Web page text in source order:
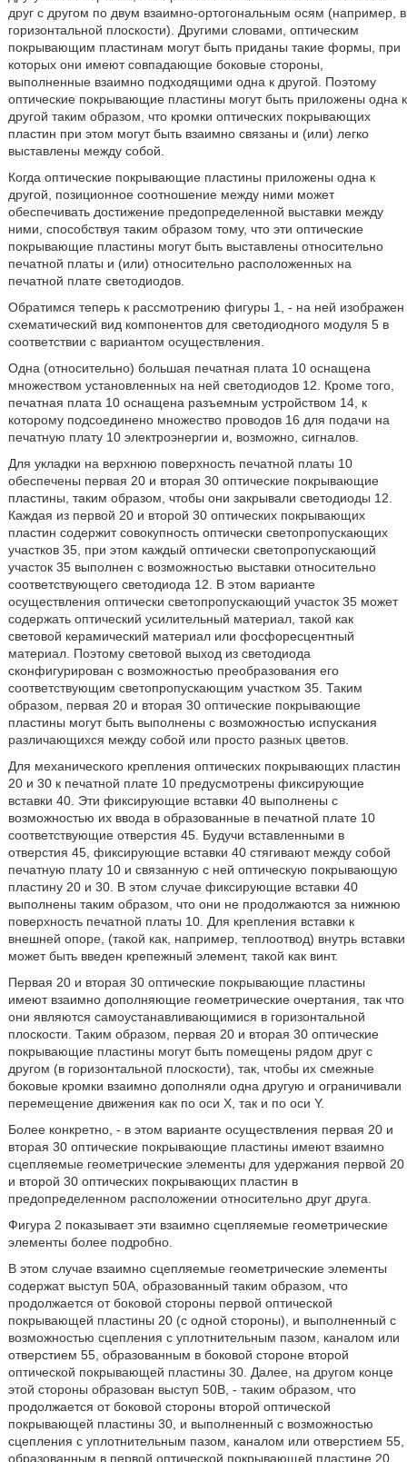
друг с другом по двум взаимно-ортогональным осям (например, в
горизонтальной плоскости). Другими словами, оптическим
покрывающим пластинам могут быть приданы такие формы, при
которых они имеют совпадающие боковые стороны,
выполненные взаимно подходящими одна к другой. Поэтому
оптические покрывающие пластины могут быть приложены одна к
другой таким образом, что кромки оптических покрывающих
пластин при этом могут быть взаимно связаны и (или) легко
выставлены между собой.
Когда оптические покрывающие пластины приложены одна к
другой, позиционное соотношение между ними может
обеспечивать достижение предопределенной выставки между
ними, способствуя таким образом тому, что эти оптические
покрывающие пластины могут быть выставлены относительно
печатной платы и (или) относительно расположенных на
печатной плате светодиодов.
Обратимся теперь к рассмотрению фигуры 1, - на ней изображен
схематический вид компонентов для светодиодного модуля 5 в
соответствии с вариантом осуществления.
Одна (относительно) большая печатная плата 10 оснащена
множеством установленных на ней светодиодов 12. Кроме того,
печатная плата 10 оснащена разъемным устройством 14, к
которому подсоединено множество проводов 16 для подачи на
печатную плату 10 электроэнергии и, возможно, сигналов.
Для укладки на верхнюю поверхность печатной платы 10
обеспечены первая 20 и вторая 30 оптические покрывающие
пластины, таким образом, чтобы они закрывали светодиоды 12.
Каждая из первой 20 и второй 30 оптических покрывающих
пластин содержит совокупность оптически светопропускающих
участков 35, при этом каждый оптически светопропускающий
участок 35 выполнен с возможностью выставки относительно
соответствующего светодиода 12. В этом варианте
осуществления оптически светопропускающий участок 35 может
содержать оптический усилительный материал, такой как
световой керамический материал или фосфоресцентный
материал. Поэтому световой выход из светодиода
сконфигурирован с возможностью преобразования его
соответствующим светопропускающим участком 35. Таким
образом, первая 20 и вторая 30 оптические покрывающие
пластины могут быть выполнены с возможностью испускания
различающихся между собой или просто разных цветов.
Для механического крепления оптических покрывающих пластин
20 и 30 к печатной плате 10 предусмотрены фиксирующие
вставки 40. Эти фиксирующие вставки 40 выполнены с
возможностью их ввода в образованные в печатной плате 10
соответствующие отверстия 45. Будучи вставленными в
отверстия 45, фиксирующие вставки 40 стягивают между собой
печатную плату 10 и связанную с ней оптическую покрывающую
пластину 20 и 30. В этом случае фиксирующие вставки 40
выполнены таким образом, что они не продолжаются за нижнюю
поверхность печатной платы 10. Для крепления вставки к
внешней опоре, (такой как, например, теплоотвод) внутрь вставки
может быть введен крепежный элемент, такой как винт.
Первая 20 и вторая 30 оптические покрывающие пластины
имеют взаимно дополняющие геометрические очертания, так что
они являются самоустанавливающимися в горизонтальной
плоскости. Таким образом, первая 20 и вторая 30 оптические
покрывающие пластины могут быть помещены рядом друг с
другом (в горизонтальной плоскости), так, чтобы их смежные
боковые кромки взаимно дополняли одна другую и ограничивали
перемещение движения как по оси Х, так и по оси Y.
Более конкретно, - в этом варианте осуществления первая 20 и
вторая 30 оптические покрывающие пластины имеют взаимно
сцепляемые геометрические элементы для удержания первой 20
и второй 30 оптических покрывающих пластин в
предопределенном расположении относительно друг друга.
Фигура 2 показывает эти взаимно сцепляемые геометрические
элементы более подробно.
В этом случае взаимно сцепляемые геометрические элементы
содержат выступ 50А, образованный таким образом, что
продолжается от боковой стороны первой оптической
покрывающей пластины 20 (с одной стороны), и выполненный с
возможностью сцепления с уплотнительным пазом, каналом или
отверстием 55, образованным в боковой стороне второй
оптической покрывающей пластины 30. Далее, на другом конце
этой стороны образован выступ 50В, - таким образом, что
продолжается от боковой стороны второй оптической
покрывающей пластины 30, и выполненный с возможностью
сцепления с уплотнительным пазом, каналом или отверстием 55,
образованным в первой оптической покрывающей пластине 20.